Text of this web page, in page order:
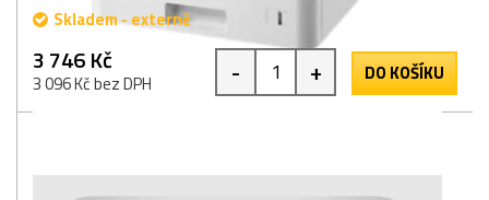
Skladem - externě
3 746 Kč
3 096 Kč bez DPH - + DO KOŠÍKU